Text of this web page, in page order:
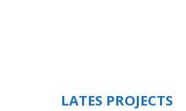
LATES PROJECTS